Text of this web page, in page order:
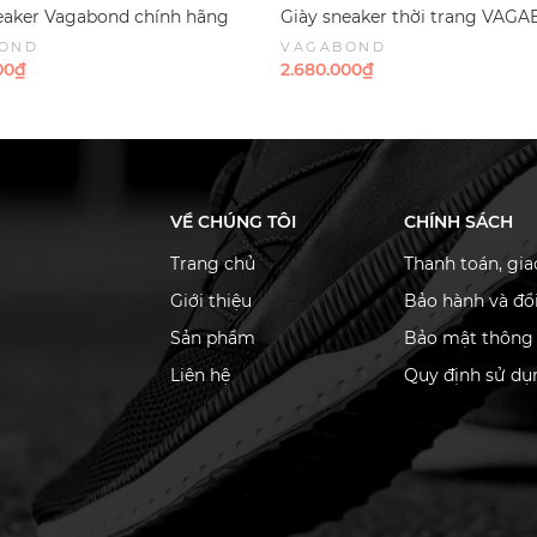
Vagabond chính hãng
Taupe - Nâu nhạt Da
Giày sneaker thời trang
Derek low-top sneakers All
Suede - Đen da lộn
VAGABOND
2.680.000₫
VỀ CHÚNG TÔI
Trang chủ
Giới thiệu
Sản phẩm
Liên hệ
CHÍNH SÁCH
Thanh toán,
Bảo hành và
Bảo mật
Quy định sử